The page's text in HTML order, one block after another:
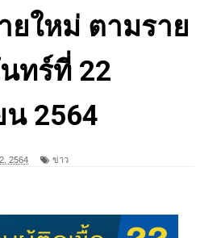
ยใหม่ ตามราย
ทร์ที่ 22
2564
2564 ข่าว